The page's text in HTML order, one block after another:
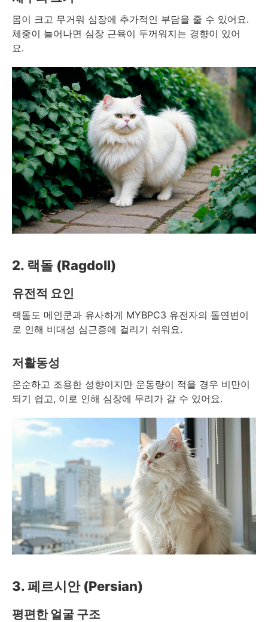
몸이 크고 무거워 심장에 추가적인 부담을 줄 수 있어요.
체중이 늘어나면 심장 근육이 두꺼워지는 경향이 있어
요.
2. 랙돌 (Ragdoll)
유전적 요인
랙돌도 메인쿤과 유사하게 MYBPC3 유전자의 돌연변이
로 인해 비대성 심근증에 걸리기 쉬워요.
저활동성
온순하고 조용한 성향이지만 운동량이 적을 경우 비만이
되기 쉽고, 이로 인해 심장에 무리가 갈 수 있어요.
3. 페르시안 (Persian)
평편한 얼굴 구조